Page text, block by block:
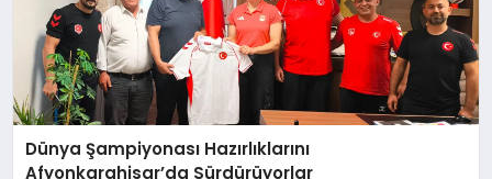
Dünya Şampiyonası Hazırlıklarını
Afyonkarahisar’da Sürdürüyorlar